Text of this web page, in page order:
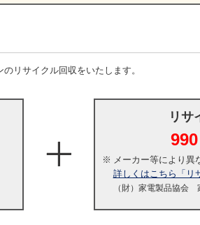
リサイクル回収をいたします。
リサ
990
※ メーカー等により異
詳しくはこちら「リ
（財）家電製品協会